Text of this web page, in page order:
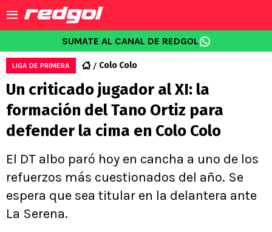
SUMATE AL CANAL DE REDGOL
LIGA DE PRIMERA Colo Colo
Un criticado jugador al XI: la
formación del Tano Ortiz para
defender la cima en Colo Colo
El DT albo paró hoy en cancha a uno de los
refuerzos más cuestionados del año. Se
espera que sea titular en la delantera ante
La Serena.